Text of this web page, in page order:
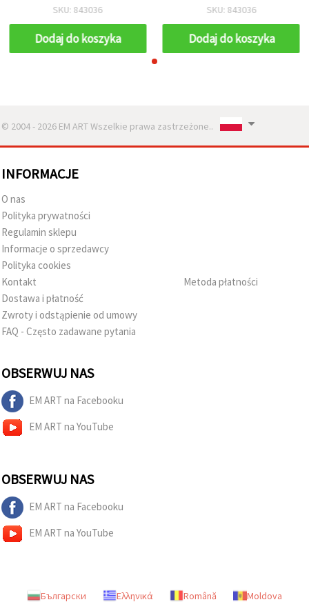
SKU: 843036
Dodaj do koszyka
SKU: 843036
Dodaj do koszyka
© 2004 - 2026 EM ART Wszelkie prawa zastrzeżone..
INFORMACJE
O nas
Polityka prywatności
Regulamin sklepu
Informacje o sprzedawcy
Polityka cookies
Kontakt
Dostawa i płatność
Zwroty i odstąpienie od umowy
FAQ - Często zadawane pytania
Metoda płatności
OBSERWUJ NAS
EM ART na Facebooku
EM ART na YouTube
OBSERWUJ NAS
EM ART na Facebooku
EM ART na YouTube
Български Ελληνικά Română Moldova